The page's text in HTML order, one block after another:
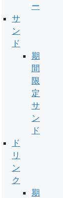
ー
サ
ン
ド
期
間
限
定
サ
ン
ド
ド
リ
ン
ク
期